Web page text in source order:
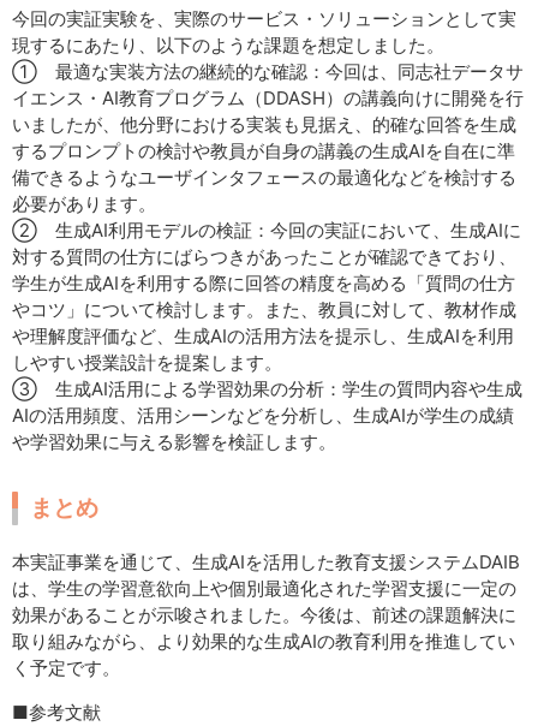
今回の実証実験を、実際のサービス・ソリューションとして実
現するにあたり、以下のような課題を想定しました。
① 最適な実装方法の継続的な確認：今回は、同志社データサ
イエンス・AI教育プログラム（DDASH）の講義向けに開発を行
いましたが、他分野における実装も見据え、的確な回答を生成
するプロンプトの検討や教員が自身の講義の生成AIを自在に準
備できるようなユーザインタフェースの最適化などを検討する
必要があります。
② 生成AI利用モデルの検証：今回の実証において、生成AIに
対する質問の仕方にばらつきがあったことが確認できており、
学生が生成AIを利用する際に回答の精度を高める「質問の仕方
やコツ」について検討します。また、教員に対して、教材作成
や理解度評価など、生成AIの活用方法を提示し、生成AIを利用
しやすい授業設計を提案します。
③ 生成AI活用による学習効果の分析：学生の質問内容や生成
AIの活用頻度、活用シーンなどを分析し、生成AIが学生の成績
や学習効果に与える影響を検証します。
まとめ
本実証事業を通じて、生成AIを活用した教育支援システムDAIB
は、学生の学習意欲向上や個別最適化された学習支援に一定の
効果があることが示唆されました。今後は、前述の課題解決に
取り組みながら、より効果的な生成AIの教育利用を推進してい
く予定です。
■参考文献